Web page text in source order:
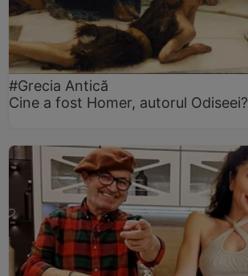
#Grecia Antică
Cine a fost Homer, autorul Odiseei?